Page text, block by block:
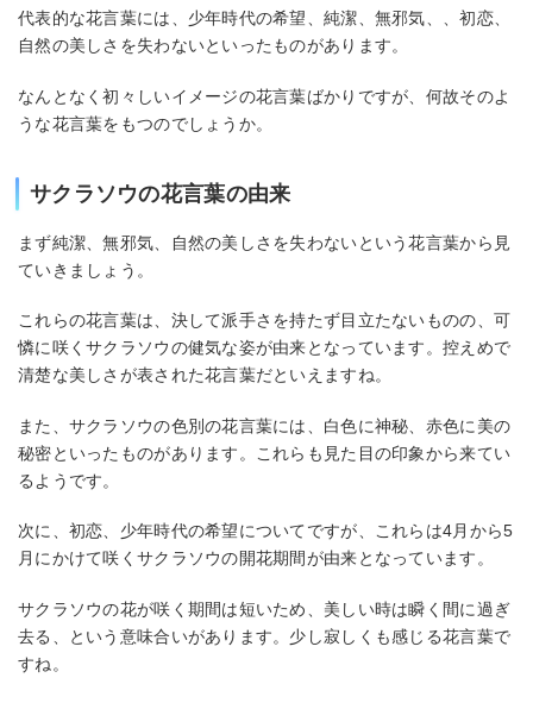
代表的な花言葉には、少年時代の希望、純潔、無邪気、、初恋、
自然の美しさを失わないといったものがあります。
なんとなく初々しいイメージの花言葉ばかりですが、何故そのよ
うな花言葉をもつのでしょうか。
サクラソウの花言葉の由来
まず純潔、無邪気、自然の美しさを失わないという花言葉から見
ていきましょう。
これらの花言葉は、決して派手さを持たず目立たないものの、可
憐に咲くサクラソウの健気な姿が由来となっています。控えめで
清楚な美しさが表された花言葉だといえますね。
また、サクラソウの色別の花言葉には、白色に神秘、赤色に美の
秘密といったものがあります。これらも見た目の印象から来てい
るようです。
次に、初恋、少年時代の希望についてですが、これらは4月から5
月にかけて咲くサクラソウの開花期間が由来となっています。
サクラソウの花が咲く期間は短いため、美しい時は瞬く間に過ぎ
去る、という意味合いがあります。少し寂しくも感じる花言葉で
すね。